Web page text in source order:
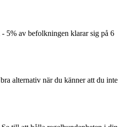
5% av befolkningen klarar sig på 6
alternativ när du känner att du inte